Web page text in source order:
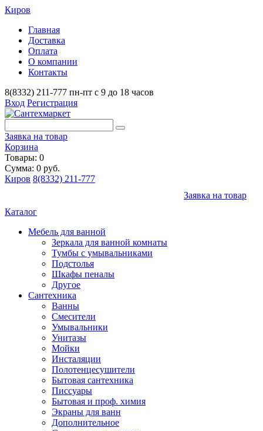
Киров
Главная
Доставка
Оплата
О компании
Контакты
8(8332) 211-777 пн-пт с 9 до 18 часов
Вход Регистрация
Заявка на товар
Корзина
Товары: 0
Сумма: 0 руб.
Киров 8(8332) 211-777
Заявка на товар
Каталог
Мебель для ванной
Зеркала для ванной комнаты
Тумбы с умывальниками
Подстолья
Шкафы пеналы
Другое
Сантехника
Ванны
Смесители
Умывальники
Унитазы
Мойки
Инсталяции
Полотенцесушители
Бытовая сантехника
Писсуары
Бытовая и проф. химия
Экраны для ванн
Дополнительное